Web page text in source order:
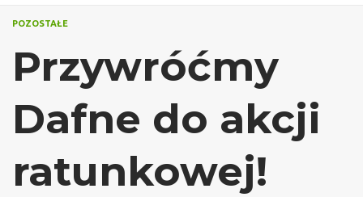
POZOSTAŁE
Przywróćmy
Dafne do akcji
ratunkowej!